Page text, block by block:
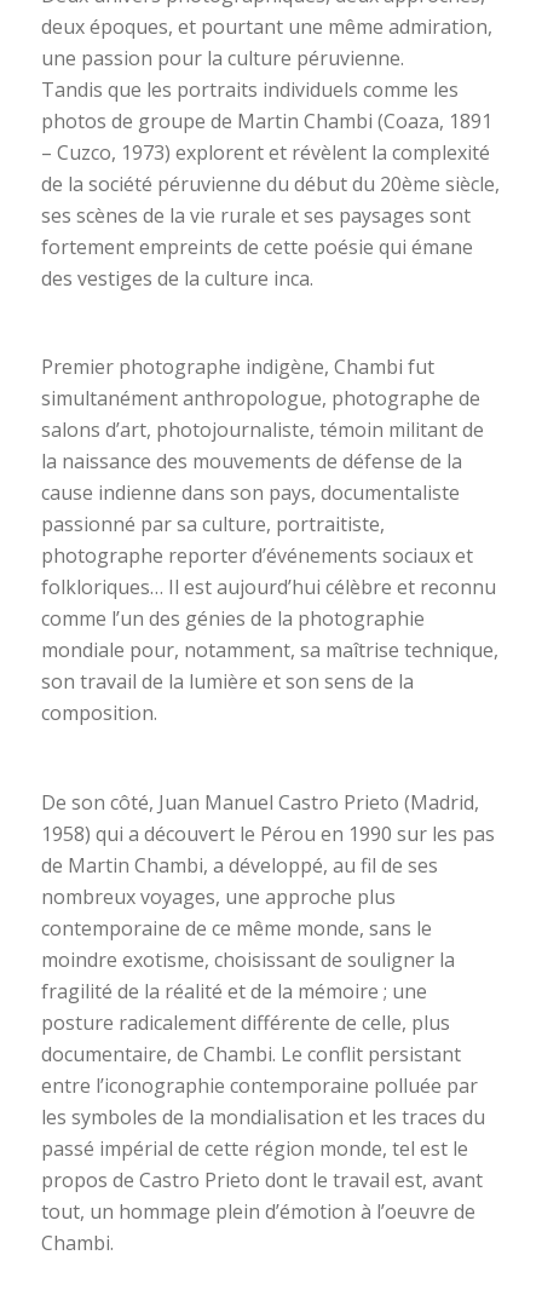
deux époques, et pourtant une même admiration,
une passion pour la culture péruvienne.
Tandis que les portraits individuels comme les
photos de groupe de Martin Chambi (Coaza, 1891
– Cuzco, 1973) explorent et révèlent la complexité
de la société péruvienne du début du 20ème siècle,
ses scènes de la vie rurale et ses paysages sont
fortement empreints de cette poésie qui émane
des vestiges de la culture inca.
Premier photographe indigène, Chambi fut
simultanément anthropologue, photographe de
salons d’art, photojournaliste, témoin militant de
la naissance des mouvements de défense de la
cause indienne dans son pays, documentaliste
passionné par sa culture, portraitiste,
photographe reporter d’événements sociaux et
folkloriques… Il est aujourd’hui célèbre et reconnu
comme l’un des génies de la photographie
mondiale pour, notamment, sa maîtrise technique,
son travail de la lumière et son sens de la
composition.
De son côté, Juan Manuel Castro Prieto (Madrid,
1958) qui a découvert le Pérou en 1990 sur les pas
de Martin Chambi, a développé, au fil de ses
nombreux voyages, une approche plus
contemporaine de ce même monde, sans le
moindre exotisme, choisissant de souligner la
fragilité de la réalité et de la mémoire ; une
posture radicalement différente de celle, plus
documentaire, de Chambi. Le conflit persistant
entre l’iconographie contemporaine polluée par
les symboles de la mondialisation et les traces du
passé impérial de cette région monde, tel est le
propos de Castro Prieto dont le travail est, avant
tout, un hommage plein d’émotion à l’oeuvre de
Chambi.